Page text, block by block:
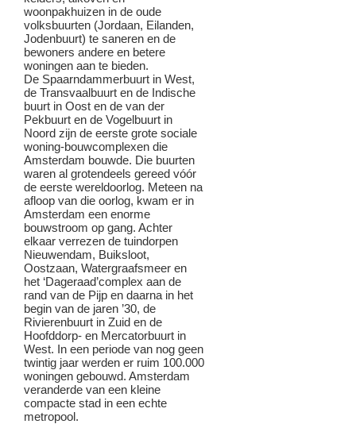
woonpakhuizen in de oude
volksbuurten (Jordaan, Eilanden,
Jodenbuurt) te saneren en de
bewoners andere en betere
woningen aan te bieden.
De Spaarndammerbuurt in West,
de Transvaalbuurt en de Indische
buurt in Oost en de van der
Pekbuurt en de Vogelbuurt in
Noord zijn de eerste grote sociale
woning-bouwcomplexen die
Amsterdam bouwde. Die buurten
waren al grotendeels gereed vóór
de eerste wereldoorlog. Meteen na
afloop van die oorlog, kwam er in
Amsterdam een enorme
bouwstroom op gang. Achter
elkaar verrezen de tuindorpen
Nieuwendam, Buiksloot,
Oostzaan, Watergraafsmeer en
het ‘Dageraad’complex aan de
rand van de Pijp en daarna in het
begin van de jaren ’30, de
Rivierenbuurt in Zuid en de
Hoofddorp- en Mercatorbuurt in
West. In een periode van nog geen
twintig jaar werden er ruim 100.000
woningen gebouwd. Amsterdam
veranderde van een kleine
compacte stad in een echte
metropool.